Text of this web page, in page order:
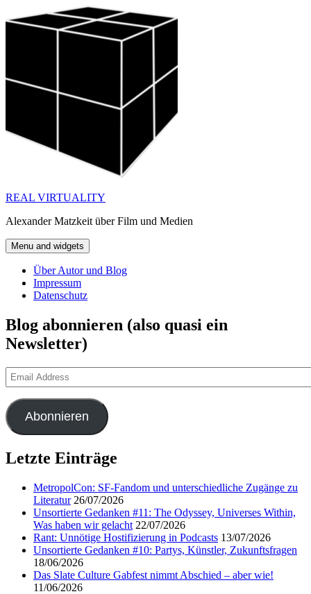
to
REAL VIRTUALITY
Alexander Matzkeit über Film und Medien
Menu and widgets
Über Autor und Blog
Impressum
Datenschutz
Blog abonnieren (also quasi ein
Newsletter)
Email
Address
Abonnieren
Letzte Einträge
MetropolCon: SF-Fandom und unterschiedliche Zugänge zu
Literatur 26/07/2026
Unsortierte Gedanken #11: The Odyssey, Universes Within,
Was haben wir gelacht 22/07/2026
Rant: Unnötige Hostifizierung in Podcasts 13/07/2026
Unsortierte Gedanken #10: Partys, Künstler, Zukunftsfragen
18/06/2026
Das Slate Culture Gabfest nimmt Abschied – aber wie!
11/06/2026